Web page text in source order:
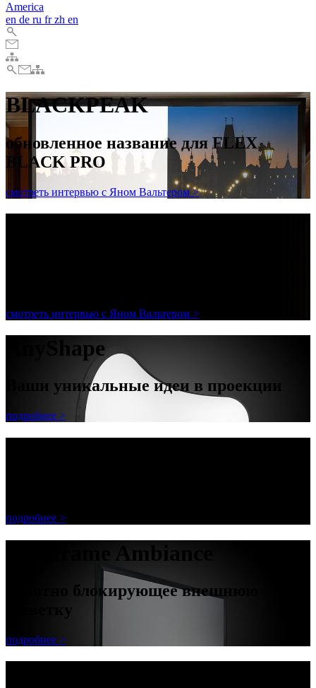
America
en de ru frzh en
BLACKPEAK
обновленное название для FLEX
BLACK PRO
смотреть интервью с Яном Вальтером >
смотреть интервью с Яном Вальтером >
AnyShape
Ваши уникальные идеи в проекции
подробнее >
подробнее >
Decoframe Ambiance
полотно блокирующее внешнюю
засветку
подробнее >